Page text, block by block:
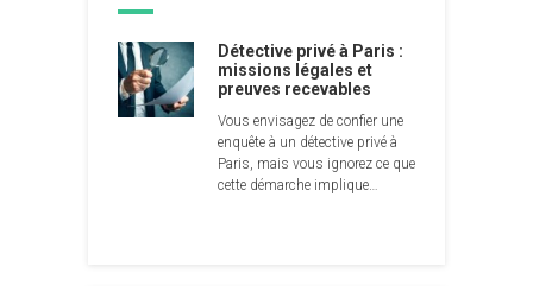
Détective privé à Paris :
missions légales et
preuves recevables
Vous envisagez de confier une
enquête à un détective privé à
Paris, mais vous ignorez ce que
cette démarche implique…